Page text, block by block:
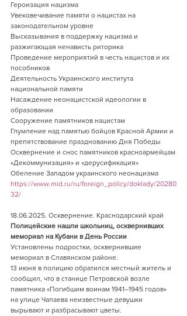
Героизация нацизма
Увековечивание памяти о нацистах на
законодательном уровне
Высказывания в поддержку нацизма и
разжигающая ненависть риторика
Проведение мероприятий в честь нацистов и их
пособников
Деятельность Украинского института
национальной памяти
Насаждение неонацистской идеологии в
образовании
Сооружение памятников нацистам
Глумление над памятью бойцов Красной Армии и
препятствование празднованию Дня Победы
Осквернение и снос памятников красноармейцам
«Декоммунизация» и «дерусификация»
Обеление Западом украинского неонацизма
https://www.mid.ru/ru/foreign_policy/doklady/20280
32/
18.06.2025. Осквернение. Краснодарский край
Полицейские нашли школьниц, осквернивших
мемориал на Кубани в День России
Установлены подростки, осквернившие
мемориал в Славянском районе.
13 июня в полицию обратился местный житель и
сообщил, что в станице Петровской возле
памятника «Погибшим воинам 1941–1945 годов»
на улице Чапаева неизвестные девушки
вырывают и разбрасывают цветы.